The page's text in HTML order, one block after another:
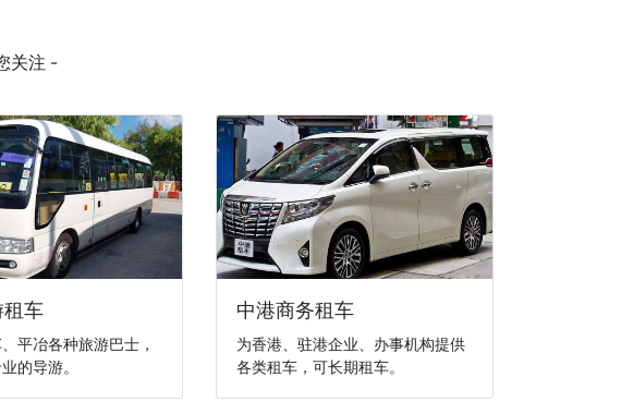
关注 -
车
平冶各种旅游巴士，
的导游。
中港商务租车
为香港、驻港企业、办事机构提供
各类租车，可长期租车。